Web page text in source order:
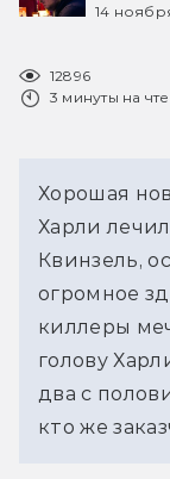
14
12896
3 минуты на
Хорошая
Харли
Квинзель,
огромное
киллеры
голову
два с
кто же